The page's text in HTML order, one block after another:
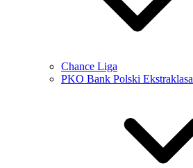
Chance Liga
PKO Bank Polski Ekstraklasa